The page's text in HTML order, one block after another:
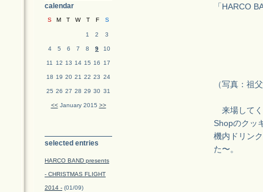
「HARCO
（写真：祖
来場してく
Shopのクッ
機内ドリン
た〜。
calendar
S M T W T F S
1 2 3
4 5 6 7 8 9 10
11 12 13 14 15 16 17
18 19 20 21 22 23 24
25 26 27 28 29 30 31
<<January 2015 >>
selected entries
HARCO BAND presents
- CHRISTMAS FLIGHT
2014 - (01/09)